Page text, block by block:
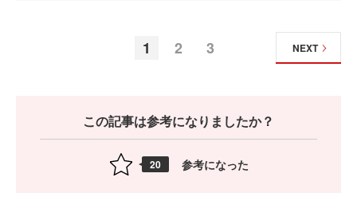
1 2 3 NEXT
この記事は参考になりましたか？
20 参考になった